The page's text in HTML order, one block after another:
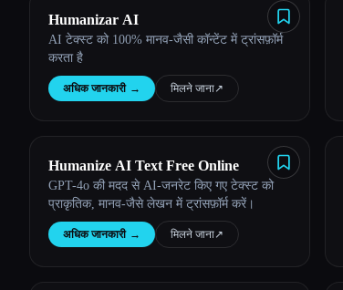
Humanizar AI
AI टेक्स्ट को 100% मानव-जैसी कॉन्टेंट में ट्रांसफ़ॉर्म
करता है
अधिक जानकारी → मिलने जाना↗︎
Humanize AI Text Free Online
GPT-4o की मदद से AI-जनरेट किए गए टेक्स्ट को
प्राकृतिक, मानव-जैसे लेखन में ट्रांसफ़ॉर्म करें।
अधिक जानकारी → मिलने जाना↗︎